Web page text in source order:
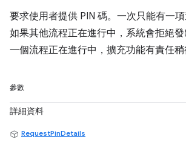
要求使用者提供 PIN 碼。一次只能有一項
如果其他流程正在進行中，系統會拒絕
一個流程正在進行中，擴充功能有責任稍
參數
詳細資料
RequestPinDetails